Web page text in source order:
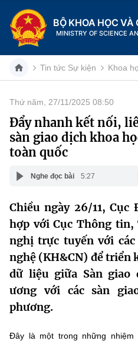
BỘ KHOA HỌC VÀ
MINISTRY OF SCIENCE
Danh mục
Trang chủ
Cơ cấu tổ chức
Lịch sử phát triển
Sở Khoa học và Công nghệ
Khoa học và Công nghệ
Đổi mới sáng tạo
Chuyển đổi số
Bưu chính, Viễn thông
Sở hữu trí tuệ
Dịch vụ công
Hệ thống văn bản
Văn bản QPPL
Văn bản chỉ đạo điều hành
Lấy ý kiến người dân về
MST IOFFICE
THỐNG KÊ
Khoa học và Công nghệ
Multimedia
Tin tức Sự kiện Khoa
Thứ năm, 27/11/2025 08:50
Đẩy nhanh kết nối,
sàn giao dịch khoa
toàn quốc
Nghe đọc bài 5:27
Chiều ngày 26/11,
hợp với Cục Thông
nghị trực tuyến với các
nghệ (KH&CN) để triển
dữ liệu giữa Sàn giao
ương với các sàn
phương.
Đây là một trong những